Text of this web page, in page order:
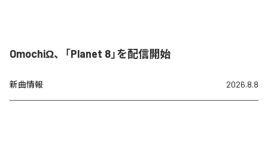
OmochiΩ、「Planet 8」を配信開始
新曲情報 2026.8.8